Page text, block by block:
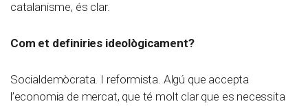
catalanisme, és clar.
Com et definiries ideològicament?
Socialdemòcrata. I reformista. Algú que accepta
l’economia de mercat, que té molt clar que es necessita